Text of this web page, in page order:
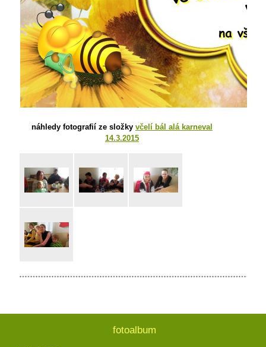
náhledy fotografií ze složky včelí bál alá karneval
14.3.2015
fotoalbum